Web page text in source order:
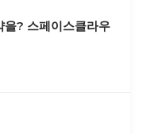
? 스페이스클라우